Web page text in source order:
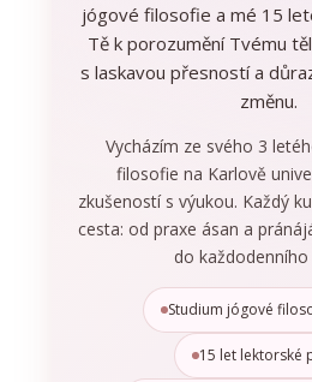
jógové filosofie a mé 15
Tě k porozumění Tvému
s laskavou přesností a
změnu.
Vycházím ze svého 3
filosofie na Karlově
zkušeností s výukou. Každý
cesta: od praxe ásan a
do
Studium jógové
15 let lektorské